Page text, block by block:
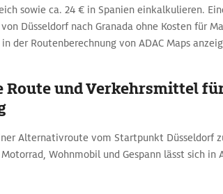
sowie ca. 24 € in Spanien einkalkulieren.
Düsseldorf nach Granada ohne Kosten für
der Routenberechnung von ADAC Maps
und Verkehrsmittel
Alternativroute vom Startpunkt Düsseldorf
Wohnmobil und Gespann lässt sich in